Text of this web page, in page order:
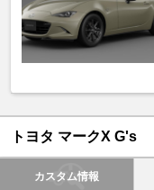
トヨタ マークX G's
カスタム情報